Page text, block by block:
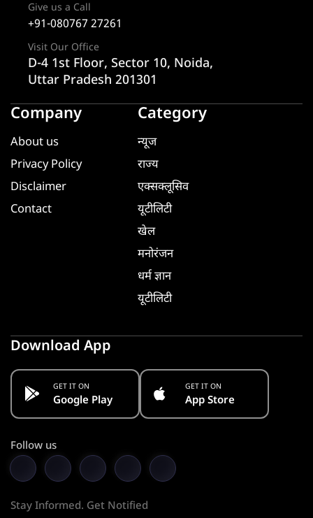
Give us a Call
+91-080767 27261
Visit Our Office
D-4 1st Floor, Sector 10, Noida,
Uttar Pradesh 201301
Company
About us
Privacy Policy
Disclaimer
Contact
Category
न्यूज
राज्य
एक्सक्लूसिव
यूटीलिटी
खेल
मनोरंजन
धर्म ज्ञान
यूटीलिटी
Download App
GET IT ON
Google Play
GET IT ON
App Store
Follow us
Stay Informed. Get Notified